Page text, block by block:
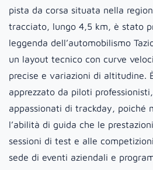
pista da corsa situata nella
tracciato, lungo 4,5 km, è stato
leggenda dell’automobilismo
un layout tecnico con curve
precise e variazioni di altitudine.
apprezzato da piloti
appassionati di trackday, poiché
l’abilità di guida che le
sessioni di test e alle
sede di eventi aziendali e